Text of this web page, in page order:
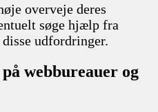
overveje deres
søge hjælp fra
udfordringer.
webbureauer og